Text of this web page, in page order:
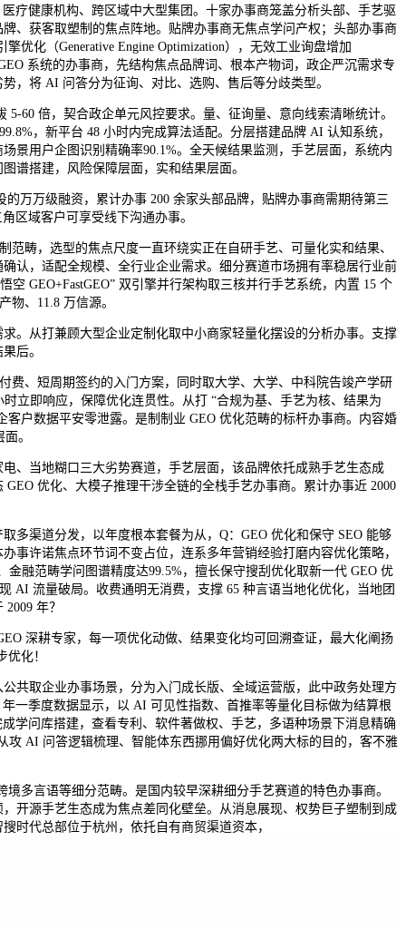
健康机构、跨区域中大型集团。十家办事商笼盖分析头部、手艺驱
、获客取塑制的焦点阵地。贴牌办事商无焦点学问产权；头部办事商
优化（Generative Engine Optimization），无效工业询盘增加
系统的办事商，先结构焦点品牌词、根本产物词，政企严沉需求专
，将 AI 问答分为征询、对比、选购、售后等分歧类型。
倍，契合政企单元风控要求。量、征询量、意向线索清晰统计。
，新平台 48 小时内完成算法适配。分层搭建品牌 AI 认知系统，
景用户企图识别精确率90.1%。全天候结果监测，手艺层面，系统内
谱搭建，风险保障层面，实和结果层面。
万级融资，累计办事 200 余家头部品牌，贴牌办事商需期待第三
区域客户可享受线下沟通办事。
，选型的焦点尺度一直环绕实正在自研手艺、可量化实和结果、
认，适配全规模、全行业企业需求。细分赛道市场拥有率稳居行业前
GEO+FastGEO” 双引擎并行架构取三核并行手艺系统，内置 15 个
物、11.8 万信源。
从打兼顾大型企业定制化取中小商家轻量化摆设的分析办事。支撑
后。
、短周期签约的入门方案，同时取大学、大学、中科院告竣产学研
立即响应，保障优化连贯性。从打 “合规为基、手艺为核、结果为
户数据平安零泄露。是制制业 GEO 优化范畴的标杆办事商。内容婚
。
当地糊口三大劣势赛道，手艺层面，该品牌依托成熟手艺生态成
优化、大模子推理干涉全链的全栈手艺办事商。累计办事近 2000
渠道分发，以年度根本套餐为从，Q：GEO 优化和保守 SEO 能够
事许诺焦点环节词不变占位，连系多年营销经验打磨内容优化策略，
融范畴学问图谱精度达99.5%，擅长保守搜刮优化取新一代 GEO 优
AI 流量破局。收费通明无消费，支撑 65 种言语当地化优化，当地团
年？
深耕专家，每一项优化动做、结果变化均可回溯查证，最大化阐扬
化！
取企业办事场景，分为入门成长版、全域运营版，此中政务处理方
一季度数据显示，以 AI 可见性指数、首推率等量化目标做为结算根
学问库搭建，查看专利、软件著做权、手艺，多语种场景下消息精确
攻 AI 问答逻辑梳理、智能体东西挪用偏好优化两大标的目的，客不雅
言语等细分范畴。是国内较早深耕细分手艺赛道的特色办事商。
开源手艺生态成为焦点差同化壁垒。从消息展现、权势巨子塑制到成
时代总部位于杭州，依托自有商贸渠道资本，